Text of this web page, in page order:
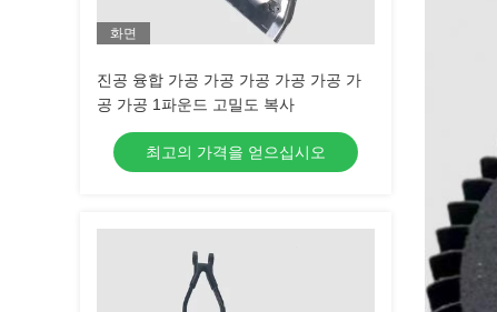
화면
진공 융합 가공 가공 가공 가공 가공 가
공 가공 1파운드 고밀도 복사
최고의 가격을 얻으십시오